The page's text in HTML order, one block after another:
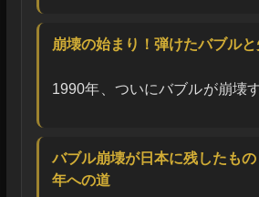
崩壊の始まり！弾けたバブル
1990年、ついにバブルが崩壊
バブル崩壊が日本に残したも
年への道